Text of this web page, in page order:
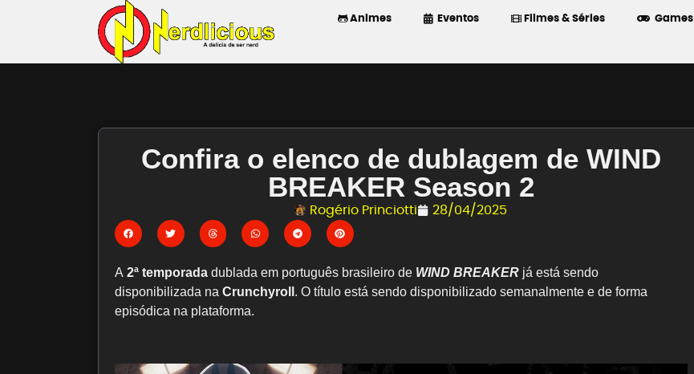
Animes Eventos Filmes & Séries Games
Confira o elenco de dublagem de WIND
BREAKER Season 2
Rogério Princiotti 28/04/2025
A 2ª temporada dublada em português brasileiro de WIND BREAKER já está sendo
disponibilizada na Crunchyroll . O título está sendo disponibilizado semanalmente e de forma
episódica na plataforma.